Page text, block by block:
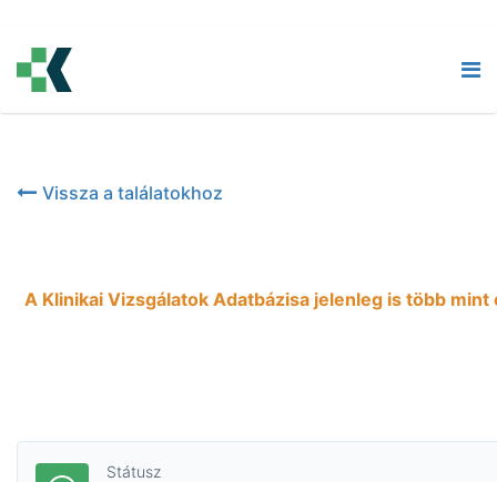
2024-07-01
Vissza a találatokhoz
A Klinikai Vizsgálatok Adatbázisa jelenleg is több
Státusz